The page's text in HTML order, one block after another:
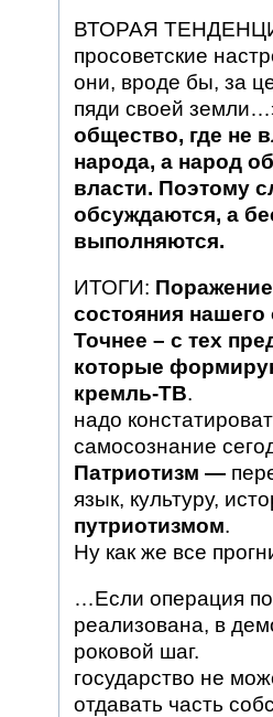
ВТОРАЯ
просоветские
они, вроде бы, за
пяди своей
общество, где не
народа, а народ
власти. Поэтому
обсуждаются, а
выполняются.
ИТОГИ:
состояния
Точнее – с тех
которые
кремль-ТВ.
надо
самосознание
Патриотизм —
язык, культуру,
путриотизмом.
Ну как же все
…Если операция
реализована, в
роковой шаг.
государство не
отдавать часть